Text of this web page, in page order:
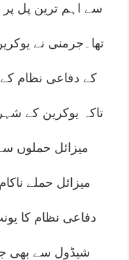
سے اہم ترین پل
تھا۔جرمنی نے
کے دفاعی نظام کے
تاکہ یوکرین کے
میزائل حملوں
میزائل حملے
دفاعی نظام کا
شیڈول سے بھی